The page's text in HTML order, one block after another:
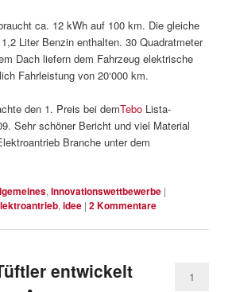
ca. 12 kWh auf 100 km. Die gleiche
Liter Benzin enthalten. 30 Quadratmeter
Dach liefern dem Fahrzeug elektrische
Fahrleistung von 20‘000 km.
den 1. Preis bei demTebo Lista-
Sehr schöner Bericht und viel Material
Branche unter dem
,Innovationswettbewerbe |
,idee |2Kommentare
entwickelt
1